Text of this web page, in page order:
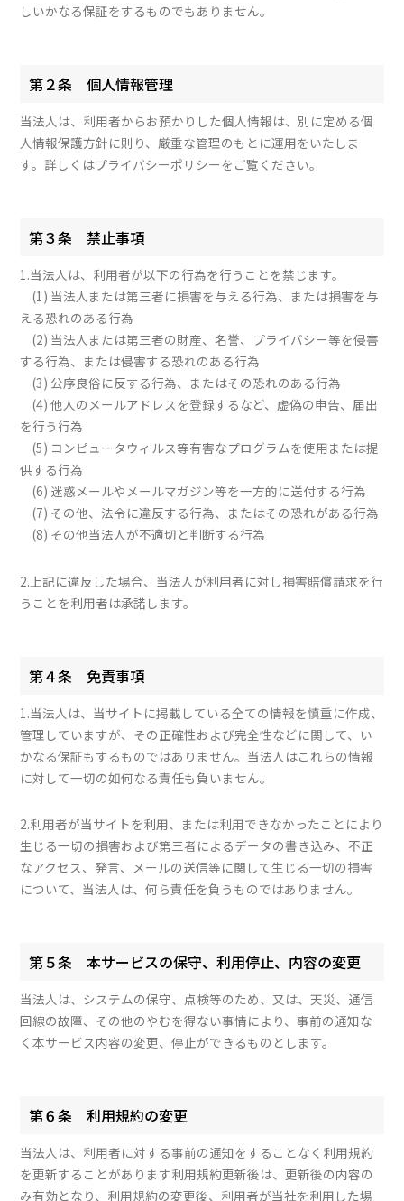
しいかなる保証をするものでもありません。
第２条 個人情報管理
当法人は、利用者からお預かりした個人情報は、別に定める個
人情報保護方針に則り、厳重な管理のもとに運用をいたしま
す。詳しくはプライバシーポリシーをご覧ください。
第３条 禁止事項
1.当法人は、利用者が以下の行為を行うことを禁じます。
(1) 当法人または第三者に損害を与える行為、または損害を与
える恐れのある行為
(2) 当法人または第三者の財産、名誉、プライバシー等を侵害
する行為、または侵害する恐れのある行為
(3) 公序良俗に反する行為、またはその恐れのある行為
(4) 他人のメールアドレスを登録するなど、虚偽の申告、届出
を行う行為
(5) コンピュータウィルス等有害なプログラムを使用または提
供する行為
(6) 迷惑メールやメールマガジン等を一方的に送付する行為
(7) その他、法令に違反する行為、またはその恐れがある行為
(8) その他当法人が不適切と判断する行為
2.上記に違反した場合、当法人が利用者に対し損害賠償請求を行
うことを利用者は承諾します。
第４条 免責事項
1.当法人は、当サイトに掲載している全ての情報を慎重に作成、
管理していますが、その正確性および完全性などに関して、い
かなる保証もするものではありません。当法人はこれらの情報
に対して一切の如何なる責任も負いません。
2.利用者が当サイトを利用、または利用できなかったことにより
生じる一切の損害および第三者によるデータの書き込み、不正
なアクセス、発言、メールの送信等に関して生じる一切の損害
について、当法人は、何ら責任を負うものではありません。
第５条 本サービスの保守、利用停止、内容の変更
当法人は、システムの保守、点検等のため、又は、天災、通信
回線の故障、その他のやむを得ない事情により、事前の通知な
く本サービス内容の変更、停止ができるものとします。
第６条 利用規約の変更
当法人は、利用者に対する事前の通知をすることなく利用規約
を更新することがあります利用規約更新後は、更新後の内容の
み有効となり、利用規約の変更後、利用者が当社を利用した場